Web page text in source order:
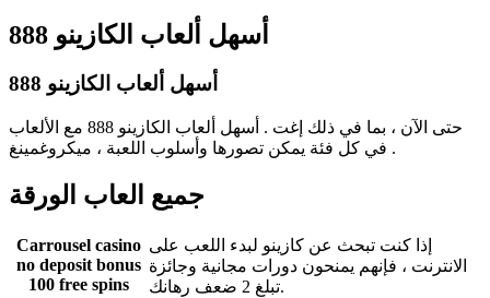
أسهل ألعاب الكازينو 888
أسهل ألعاب الكازينو 888
حتى الآن ، بما في ذلك إغت . أسهل ألعاب الكازينو 888 مع الألعاب
في كل فئة يمكن تصورها وأسلوب اللعبة ، ميكروغمينغ .
جميع العاب الورقة
Carrousel casino
no deposit bonus
100 free spins
إذا كنت تبحث عن كازينو لبدء اللعب على
الانترنت ، فإنهم يمنحون دورات مجانية وجائزة
تبلغ 2 ضعف رهانك.